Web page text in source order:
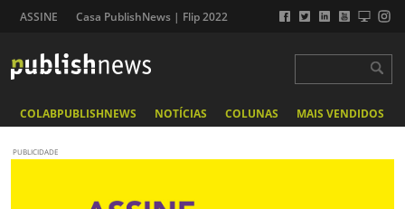
ASSINE Casa PublishNews | Flip 2022
COLABPUBLISHNEWS NOTÍCIAS COLUNAS MAIS VENDIDOS
PUBLICIDADE